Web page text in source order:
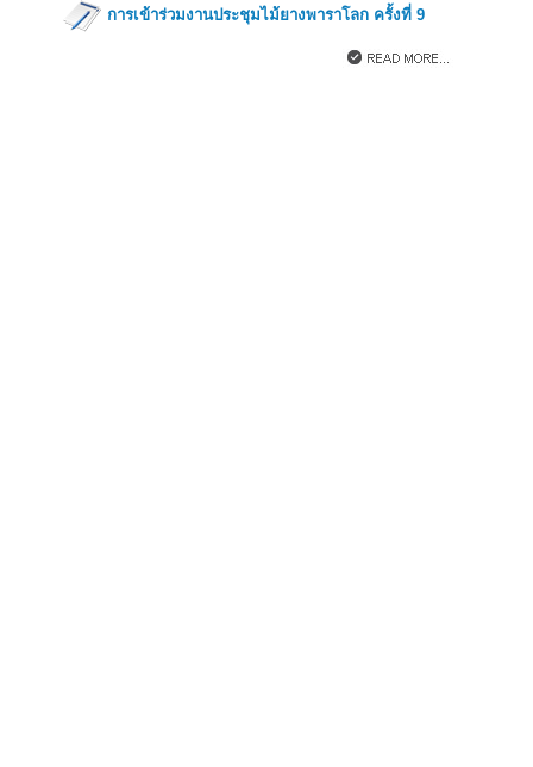
การเข้าร่วมงานประชุมไม้ยางพาราโลก ครั้งที่ 9